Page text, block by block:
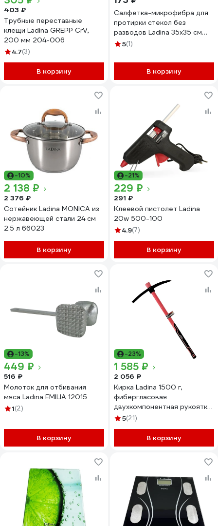
403 ₽
Трубные переставные
клещи Ladina GREPP CrV,
200 мм 204-006
4.7(3)
В корзину
Салфетка-микрофибра для
протирки стекол без
разводов Ladina 35x35 см
200025
5(1)
В корзину
-10%
2 138 ₽
2 376 ₽
Сотейник Ladina MONICA из
нержавеющей стали 24 см
2.5 л 66023
В корзину
-21%
229 ₽
291 ₽
Клеевой пистолет Ladina
20w 500-100
4.9(7)
В корзину
-13%
449 ₽
516 ₽
Молоток для отбивания
мяса Ladina EMILIA 12015
1(2)
В корзину
-23%
1 585 ₽
2 056 ₽
Кирка Ladina 1500 г,
фибергласовая
двухкомпонентная рукоятка
306-001
5(21)
В корзину